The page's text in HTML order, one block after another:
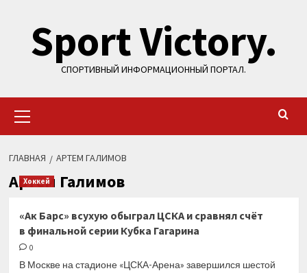
содержимому
Sport Victory.
СПОРТИВНЫЙ ИНФОРМАЦИОННЫЙ ПОРТАЛ.
меню
ГЛАВНАЯ АРТЕМ ГАЛИМОВ
Артем Галимов
Хоккей
«Ак Барс» всухую обыграл ЦСКА и сравнял счёт
в финальной серии Кубка Гагарина
0
В Москве на стадионе «ЦСКА-Арена» завершился шестой